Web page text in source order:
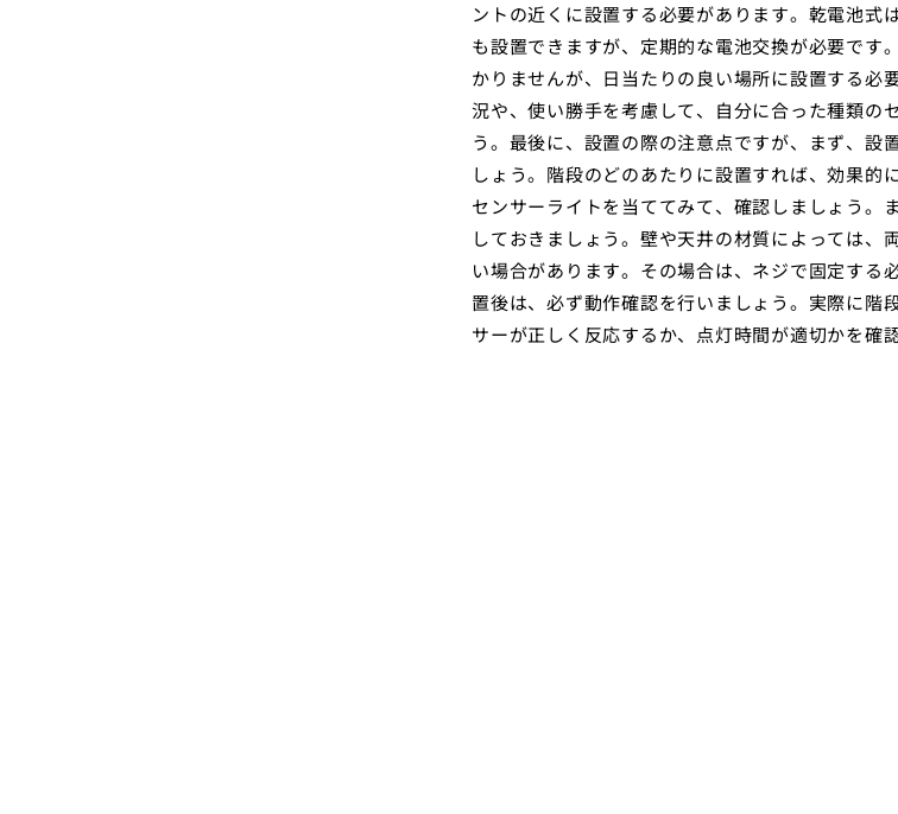
ントの近くに設置する必要があります。乾電池式
も設置できますが、定期的な電池交換が必要です
かりませんが、日当たりの良い場所に設置する必
況や、使い勝手を考慮して、自分に合った種類の
う。最後に、設置の際の注意点ですが、まず、設
しょう。階段のどのあたりに設置すれば、効果的
センサーライトを当ててみて、確認しましょう。
しておきましょう。壁や天井の材質によっては、
い場合があります。その場合は、ネジで固定する
置後は、必ず動作確認を行いましょう。実際に階
サーが正しく反応するか、点灯時間が適切かを確